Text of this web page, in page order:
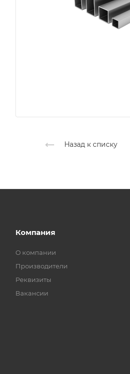
Назад к списку
Компания
О компании
Производители
Реквизиты
Вакансии